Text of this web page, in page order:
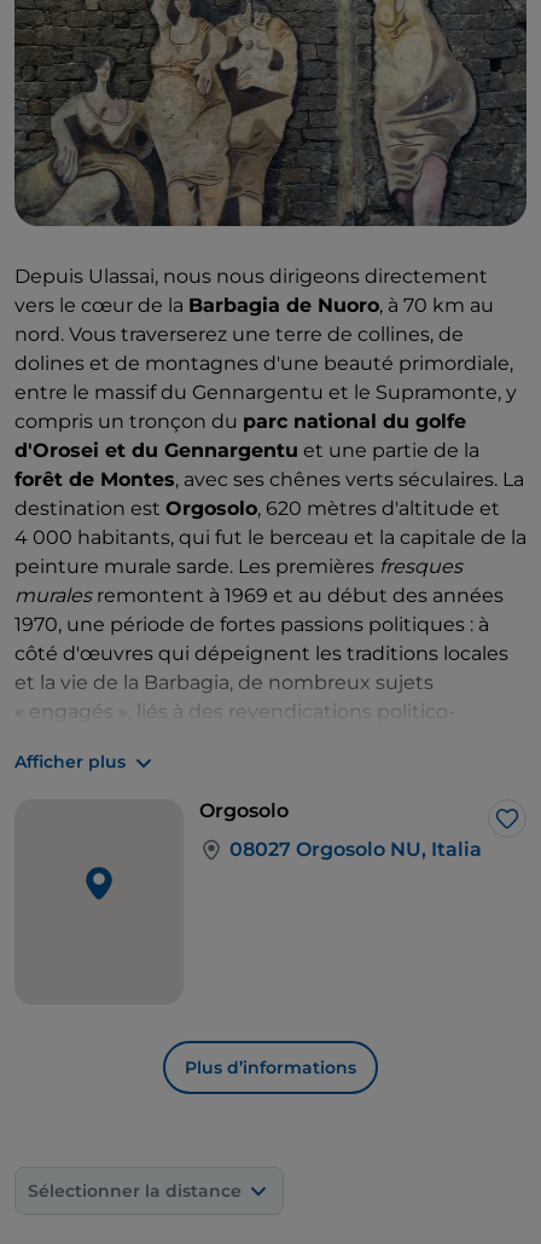
Depuis Ulassai, nous nous dirigeons directement
vers le cœur de la Barbagia de Nuoro, à 70 km au
nord. Vous traverserez une terre de collines, de
dolines et de montagnes d'une beauté primordiale,
entre le massif du Gennargentu et le Supramonte, y
compris un tronçon du parc national du golfe
d'Orosei et du Gennargentu et une partie de la
forêt de Montes, avec ses chênes verts séculaires. La
destination est Orgosolo, 620 mètres d'altitude et
4 000 habitants, qui fut le berceau et la capitale de la
peinture murale sarde. Les premières fresques
muralesremontent à 1969 et au début des années
1970, une période de fortes passions politiques : à
côté d'œuvres qui dépeignent les traditions locales
et la vie de la Barbagia, de nombreux sujets
« engagés », liés à des revendications politico-
aujourd'hui une galerie d'art à ciel ouvert, avec
d'artistes confirmés et sans
attribution certaine, réalisées dans des styles très
Cela semble incroyable, mais l'art contemporain en
de kilomètres au sud d'Orgosolo. Ici aussi, les
maisons sont recouvertes de fresques, moins
témoigner des activités traditionnelles et de la
Afficher plus
Orgosolo
08027 Orgosolo NU, Italia
Plus d’informations
Sélectionner la distance